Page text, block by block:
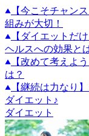
【今こそチャン
組みが大切！
【ダイエットだ
ヘルスへの効果と
【改めて考えよ
は？
【継続は力なり
ダイエット♪
ダイエット